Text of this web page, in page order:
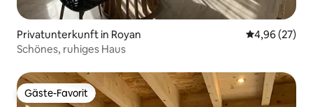
Privatunterkunft in Royan
4,96 (27)
Schönes, ruhiges Haus
Gäste-Favorit
Gäste-Favorit